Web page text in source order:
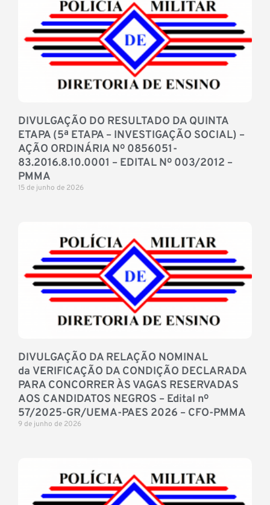
DIVULGAÇÃO DO RESULTADO DA QUINTA
ETAPA (5ª ETAPA – INVESTIGAÇÃO SOCIAL) –
AÇÃO ORDINÁRIA Nº 0856051-
83.2016.8.10.0001 – EDITAL Nº 003/2012 –
PMMA
15 de junho de 2026
DIVULGAÇÃO DA RELAÇÃO NOMINAL
da VERIFICAÇÃO DA CONDIÇÃO DECLARADA
PARA CONCORRER ÀS VAGAS RESERVADAS
AOS CANDIDATOS NEGROS – Edital nº
57/2025-GR/UEMA-PAES 2026 – CFO-PMMA
9 de junho de 2026